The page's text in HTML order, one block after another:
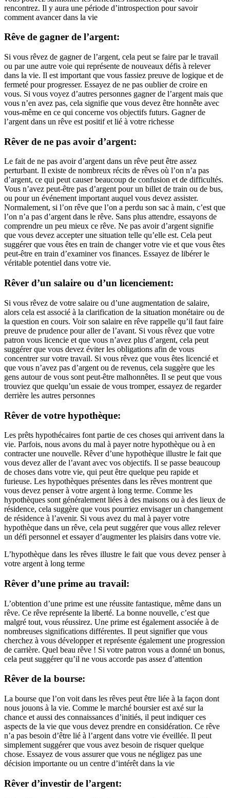
rencontrez. Il y aura une période d’introspection pour savoir
comment avancer dans la vie
Rêve de gagner de l’argent:
Si vous rêvez de gagner de l’argent, cela peut se faire par le travail
ou par une autre voie qui représente de nouveaux défis à relever
dans la vie. Il est important que vous fassiez preuve de logique et de
fermeté pour progresser. Essayez de ne pas oublier de croire en
vous. Si vous voyez d’autres personnes gagner de l’argent mais que
vous n’en avez pas, cela signifie que vous devez être honnête avec
vous-même en ce qui concerne vos objectifs futurs. Gagner de
l’argent dans un rêve est positif et lié à votre richesse
Rêver de ne pas avoir d’argent:
Le fait de ne pas avoir d’argent dans un rêve peut être assez
perturbant. Il existe de nombreux récits de rêves où l’on n’a pas
d’argent, ce qui peut causer beaucoup de confusion et de difficultés.
Vous n’avez peut-être pas d’argent pour un billet de train ou de bus,
ou pour un événement important auquel vous devez assister.
Normalement, si l’on rêve que l’on a perdu son sac à main, c’est que
l’on n’a pas d’argent dans le rêve. Sans plus attendre, essayons de
comprendre un peu mieux ce rêve. Ne pas avoir d’argent signifie
que vous devez accepter une situation telle qu’elle est. Cela peut
suggérer que vous êtes en train de changer votre vie et que vous êtes
peut-être en train d’examiner vos finances. Essayez de libérer le
véritable potentiel dans votre vie.
Rêver d’un salaire ou d’un licenciement:
Si vous rêvez de votre salaire ou d’une augmentation de salaire,
alors cela est associé à la clarification de la situation monétaire ou de
la question en cours. Voir son salaire en rêve rappelle qu’il faut faire
preuve de prudence pour aller de l’avant. Si vous rêvez que votre
patron vous licencie et que vous n’avez plus d’argent, cela peut
suggérer que vous devez éviter les obligations afin de vous
concentrer sur votre travail. Si vous rêvez que vous êtes licencié et
que vous n’avez pas d’argent ou de revenus, cela suggère que les
gens autour de vous sont peut-être malhonnêtes. Il se peut que vous
trouviez que quelqu’un essaie de vous tromper, essayez de regarder
derrière les autres personnes
Rêver de votre hypothèque:
Les prêts hypothécaires font partie de ces choses qui arrivent dans la
vie. Parfois, nous avons du mal à payer notre hypothèque ou à en
contracter une nouvelle. Rêver d’une hypothèque illustre le fait que
vous devez aller de l’avant avec vos objectifs. Il se passe beaucoup
de choses dans votre vie, qui peut être quelque peu rapide et
furieuse. Les hypothèques présentes dans les rêves montrent que
vous devez penser à votre argent à long terme. Comme les
hypothèques sont généralement liées à des maisons ou à des lieux de
résidence, cela suggère que vous pourriez envisager un changement
de résidence à l’avenir. Si vous avez du mal à payer votre
hypothèque dans un rêve, cela peut suggérer que vous allez relever
un défi personnel et essayer d’augmenter les plaisirs dans votre vie.
L’hypothèque dans les rêves illustre le fait que vous devez penser à
votre argent à long terme
Rêver d’une prime au travail:
L’obtention d’une prime est une réussite fantastique, même dans un
rêve. Ce rêve représente la liberté. La bonne nouvelle, c’est que
malgré tout, vous réussirez. Une prime est également associée à de
nombreuses significations différentes. Il peut signifier que vous
cherchez à vous développer et représente également une progression
de carrière. Quel beau rêve ! Si votre patron vous a donné un bonus,
cela peut suggérer qu’il ne vous accorde pas assez d’attention
Rêver de la bourse:
La bourse que l’on voit dans les rêves peut être liée à la façon dont
nous jouons à la vie. Comme le marché boursier est axé sur la
chance et aussi des connaissances d’initiés, il peut indiquer ces
aspects de la vie que vous devez prendre en considération. Ce rêve
n’a pas besoin d’être lié à l’argent dans votre vie éveillée. Il peut
simplement suggérer que vous avez besoin de risquer quelque
chose. Essayez de vous assurer que vous ne négligez pas une
décision importante ou un centre d’intérêt dans la vie
Rêver d’investir de l’argent: